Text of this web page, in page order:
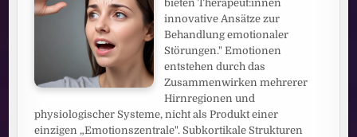
bieten Therapeut:innen
innovative Ansätze zur
Behandlung emotionaler
Störungen." Emotionen
entstehen durch das
Zusammenwirken mehrerer
Hirnregionen und
physiologischer Systeme, nicht als Produkt einer
einzigen „Emotionszentrale". Subkortikale Strukturen